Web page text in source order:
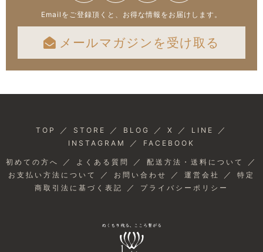
Emailをご登録頂くと、お得な情報をお届けします。
メールマガジンを受け取る
TOP ／ STORE ／ BLOG ／ X ／ LINE ／
INSTAGRAM ／ FACEBOOK
初めての方へ ／ よくある質問 ／ 配送方法・送料について ／
お支払い方法について ／ お問い合わせ ／ 運営会社 ／ 特定
商取引法に基づく表記
／ プライバシーポリシー